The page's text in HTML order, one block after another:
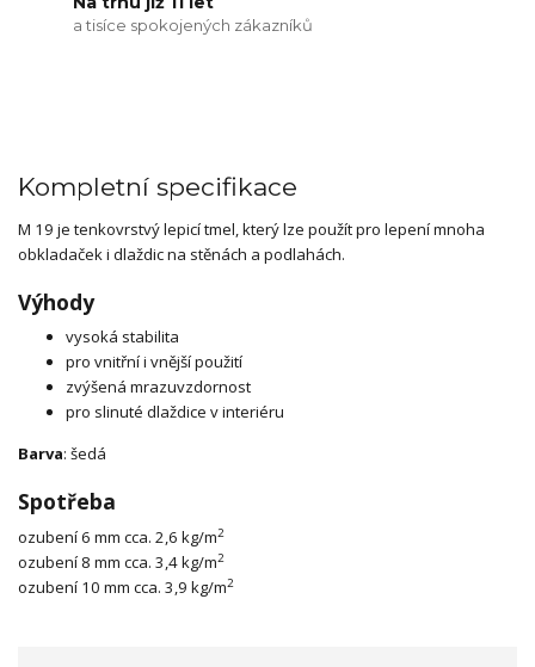
a tisíce spokojených zákazníků
Kompletní specifikace
M 19 je tenkovrstvý lepicí tmel, který lze použít pro lepení mnoha
obkladaček i dlaždic na stěnách a podlahách.
Výhody
vysoká stabilita
pro vnitřní i vnější použití
zvýšená mrazuvzdornost
pro slinuté dlaždice v interiéru
Barva: šedá
Spotřeba
ozubení 6 mm cca. 2,6 kg/m2
ozubení 8 mm cca. 3,4 kg/m2
ozubení 10 mm cca. 3,9 kg/m2